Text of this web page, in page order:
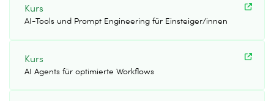
Kurs
AI-Tools und Prompt Engineering für Einsteiger/innen
Kurs
AI Agents für optimierte Workflows